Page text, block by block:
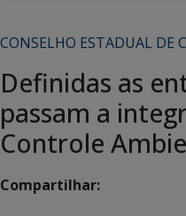
CONSELHO ESTADUAL DE
Definidas as
passam a
Controle
Compartilhar: